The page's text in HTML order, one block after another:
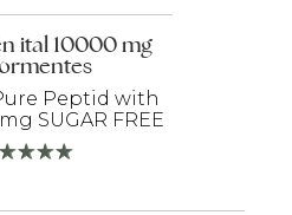
ital 10000 mg
Peptid with
SUGAR FREE